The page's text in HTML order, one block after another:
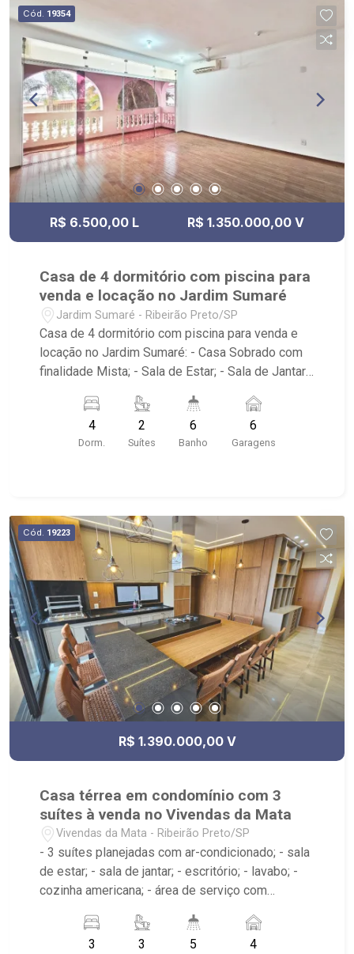
Cód. 19354
R$ 6.500,00 L R$ 1.350.000,00 V
Casa de 4 dormitório com piscina para
venda e locação no Jardim Sumaré
Jardim Sumaré - Ribeirão Preto/SP
Casa de 4 dormitório com piscina para venda e
locação no Jardim Sumaré: - Casa Sobrado com
finalidade Mista; - Sala de Estar; - Sala de Jantar;
dormitórios com armário e ar-condicionado,
sendo 2 suítes; - 06 banheiros com armário,
espelho e box, sendo 1 social; - Cozinha
paisagismo; - 06 vagas de garagem, sendo 3
cobertas; - Localizado próximo à Av. Caramuru,
Anshin Sushi Bar, Casa Falaguasta, Dig For
Fashion, Una Gastronomia e Hospital São Paulo.
4
Dorm.
2
Suítes
6
Banho
6
Garagens
Cód. 19223
R$ 1.390.000,00 V
Casa térrea em condomínio com 3
suítes à venda no Vivendas da Mata
Vivendas da Mata - Ribeirão Preto/SP
- 3 suítes planejadas com ar-condicionado; - sala
de estar; - sala de jantar; - escritório; - lavabo; -
cozinha americana; - área de serviço com
churrasqueira; - piscina aquecida; - aquecedor
solar; - 5 banheiros; - Condomínio possui portaria
3 3 5 4